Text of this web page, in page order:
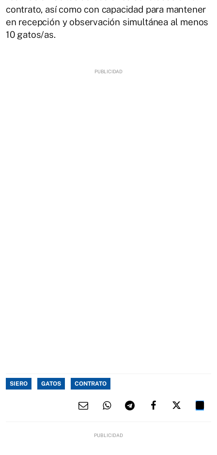
contrato, así como con capacidad para mantener
en recepción y observación simultánea al menos
10 gatos/as.
SIERO GATOS CONTRATO